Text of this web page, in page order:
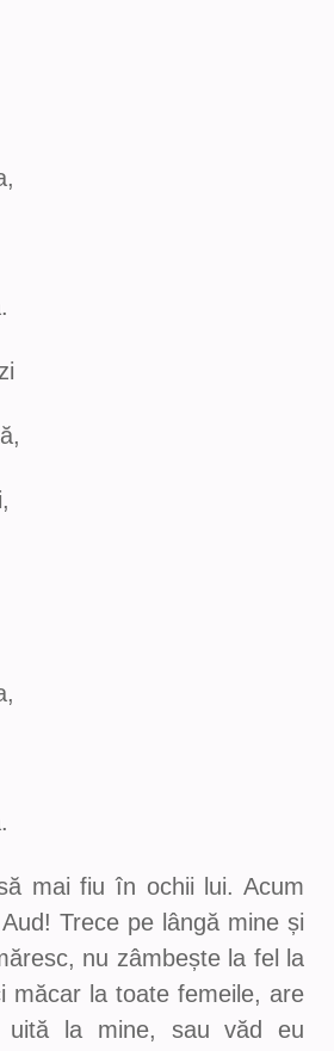
mai fiu în ochii lui. Acum
Trece pe lângă mine și
nu zâmbește la fel la
măcar la toate femeile, are
uită la mine, sau văd eu